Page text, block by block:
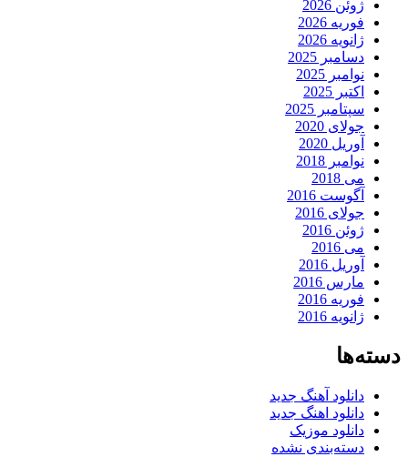
ژوئن 2026
فوریه 2026
ژانویه 2026
دسامبر 2025
نوامبر 2025
اکتبر 2025
سپتامبر 2025
جولای 2020
آوریل 2020
نوامبر 2018
می 2018
آگوست 2016
جولای 2016
ژوئن 2016
می 2016
آوریل 2016
مارس 2016
فوریه 2016
ژانویه 2016
دسته‌ها
دانلود آهنگ جدید
دانلود اهنگ جدید
دانلود موزیک
دسته‌بندی نشده